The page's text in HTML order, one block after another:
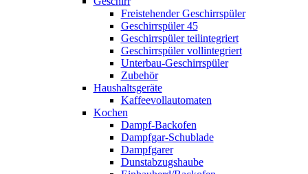
Freistehender Geschirrspüler
Geschirrspüler 45
Geschirrspüler teilintegriert
Geschirrspüler vollintegriert
Unterbau-Geschirrspüler
Zubehör
Haushaltsgeräte
Kaffeevollautomaten
Kochen
Dampf-Backofen
Dampfgar-Schublade
Dampfgarer
Dunstabzugshaube